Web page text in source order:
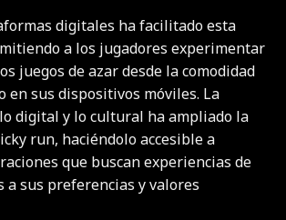
digitales ha facilitado esta
a los jugadores experimentar
juegos de azar desde la comodidad
en sus dispositivos móviles. La
digital y lo cultural ha ampliado la
run, haciéndolo accesible a
que buscan experiencias de
a sus preferencias y valores